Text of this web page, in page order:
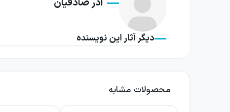
آذر صادقیان
دیگر آثار این نویسنده
محصولات مشابه